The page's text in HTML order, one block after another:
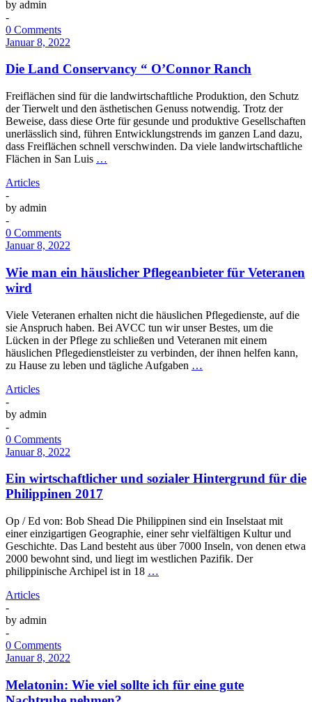
by admin
-
0 Comments
Januar 8, 2022
Die Land Conservancy “ O’Connor Ranch
Freiflächen sind für die landwirtschaftliche Produktion, den Schutz
der Tierwelt und den ästhetischen Genuss notwendig. Trotz der
Beweise, dass diese Orte für gesunde und produktive Gesellschaften
unerlässlich sind, führen Entwicklungstrends im ganzen Land dazu,
dass Freiflächen schnell verschwinden. Da viele landwirtschaftliche
Flächen in San Luis …
Articles
-
by admin
-
0 Comments
Januar 8, 2022
Wie man ein häuslicher Pflegeanbieter für Veteranen
wird
Viele Veteranen erhalten nicht die häuslichen Pflegedienste, auf die
sie Anspruch haben. Bei AVCC tun wir unser Bestes, um die
Lücken in der Pflege zu schließen und Veteranen mit einem
häuslichen Pflegedienstleister zu verbinden, der ihnen helfen kann,
zu Hause zu leben und tägliche Aufgaben …
Articles
-
by admin
-
0 Comments
Januar 8, 2022
Ein wirtschaftlicher und sozialer Hintergrund für die
Philippinen 2017
Op / Ed von: Bob Shead Die Philippinen sind ein Inselstaat mit
einer einzigartigen Geographie, einer sehr vielfältigen Kultur und
Geschichte. Das Land besteht aus über 7000 Inseln, von denen etwa
2000 bewohnt sind, und liegt im westlichen Pazifik. Der
philippinische Archipel ist in 18 …
Articles
-
by admin
-
0 Comments
Januar 8, 2022
Melatonin: Wie viel sollte ich für eine gute